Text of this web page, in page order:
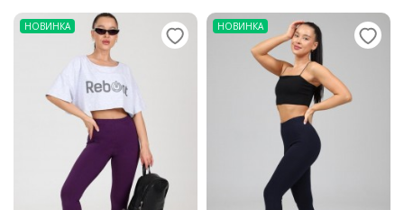
НОВИНКА НОВИНКА